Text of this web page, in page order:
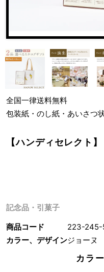
全国一律送料無料
包装紙・のし紙・あいさつ
【ハンディセレクト
記念品・引菓子
商品コード
223-245-
カラー、デザインジョーヌ
カラ